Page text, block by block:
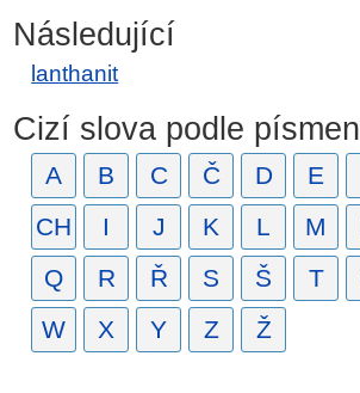
Následující
lanthanit
Cizí slova podle písmen
A B C Č D E
CH
I J K L M
Q
R Ř S Š T
W
X Y Z Ž